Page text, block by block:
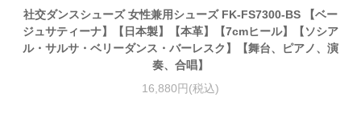
社交ダンスシューズ 女性兼用シューズ FK-FS7300-BS 【ベー
ジュサティーナ】【日本製】【本革】【7cmヒール】【ソシア
ル・サルサ・ベリーダンス・バーレスク】【舞台、ピアノ、演
奏、合唱】
16,880円(税込)